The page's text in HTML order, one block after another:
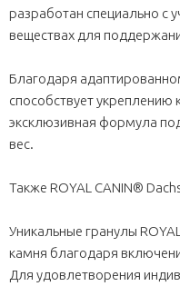
разработан специально с
веществах для
Благодаря
способствует
эксклюзивная формула
вес.
Также ROYAL CANIN®
Уникальные гранулы
камня благодаря
Для удовлетворения